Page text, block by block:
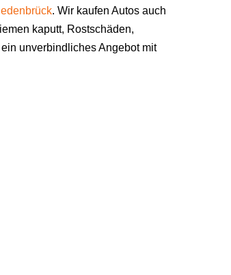
. Wir kaufen Autos auch
kaputt, Rostschäden,
unverbindliches Angebot mit